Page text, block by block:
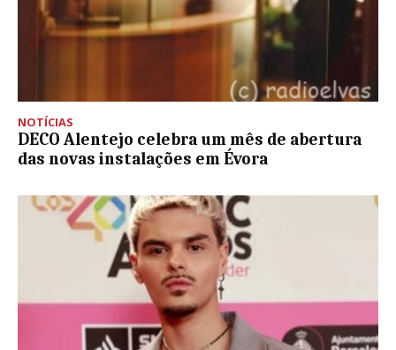
NOTÍCIAS
DECO Alentejo celebra um mês de abertura
das novas instalações em Évora